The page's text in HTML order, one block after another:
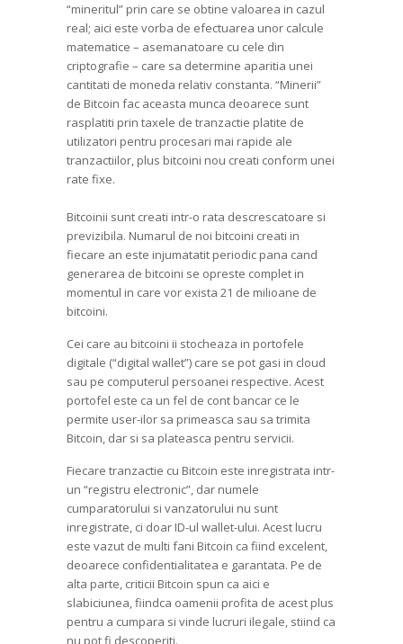
“mineritul” prin care se obtine valoarea in cazul
real; aici este vorba de efectuarea unor calcule
matematice – asemanatoare cu cele din
criptografie – care sa determine aparitia unei
cantitati de moneda relativ constanta. “Minerii”
de Bitcoin fac aceasta munca deoarece sunt
rasplatiti prin taxele de tranzactie platite de
utilizatori pentru procesari mai rapide ale
tranzactiilor, plus bitcoini nou creati conform unei
rate fixe.
Bitcoinii sunt creati intr-o rata descrescatoare si
previzibila. Numarul de noi bitcoini creati in
fiecare an este injumatatit periodic pana cand
generarea de bitcoini se opreste complet in
momentul in care vor exista 21 de milioane de
bitcoini.
Cei care au bitcoini ii stocheaza in portofele
digitale (“digital wallet”) care se pot gasi in cloud
sau pe computerul persoanei respective. Acest
portofel este ca un fel de cont bancar ce le
permite user-ilor sa primeasca sau sa trimita
Bitcoin, dar si sa plateasca pentru servicii.
Fiecare tranzactie cu Bitcoin este inregistrata intr-
un “registru electronic”, dar numele
cumparatorului si vanzatorului nu sunt
inregistrate, ci doar ID-ul wallet-ului. Acest lucru
este vazut de multi fani Bitcoin ca fiind excelent,
deoarece confidentialitatea e garantata. Pe de
alta parte, criticii Bitcoin spun ca aici e
slabiciunea, fiindca oamenii profita de acest plus
pentru a cumpara si vinde lucruri ilegale, stiind ca
nu pot fi descoperiti.